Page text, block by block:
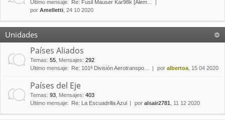
Último mensaje:
Re: Fusil Mauser Kar98k [Alem…
por Amelletti , 24 10 2020
Unidades
Países Aliados
Temas: 55 Mensajes: 292
Último mensaje:
Re: 101ª División Aerotranspo… por albertoa , 15 04 2020
Países del Eje
Temas: 93 Mensajes: 403
Último mensaje:
Re: La Escuadrilla Azul por alsair2781 , 11 12 2020